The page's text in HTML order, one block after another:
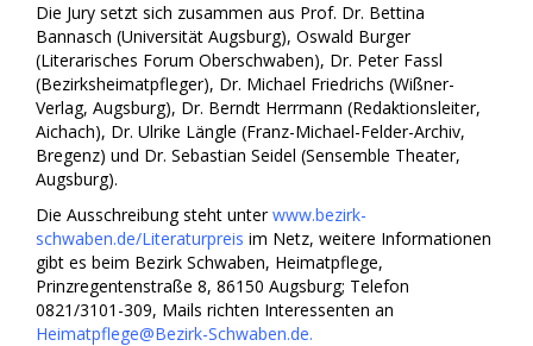
Die Jury setzt sich zusammen aus Prof. Dr. Bettina
Bannasch (Universität Augsburg), Oswald Burger
(Literarisches Forum Oberschwaben), Dr. Peter Fassl
(Bezirksheimatpfleger), Dr. Michael Friedrichs (Wißner-
Verlag, Augsburg), Dr. Berndt Herrmann (Redaktionsleiter,
Aichach), Dr. Ulrike Längle (Franz-Michael-Felder-Archiv,
Bregenz) und Dr. Sebastian Seidel (Sensemble Theater,
Augsburg).
Die Ausschreibung steht unterwww.bezirk-
schwaben.de/Literaturpreis im Netz, weitere Informationen
gibt es beim Bezirk Schwaben, Heimatpflege,
Prinzregentenstraße 8, 86150 Augsburg; Telefon
0821/3101-309, Mails richten Interessenten an
Heimatpflege@Bezirk-Schwaben.de.